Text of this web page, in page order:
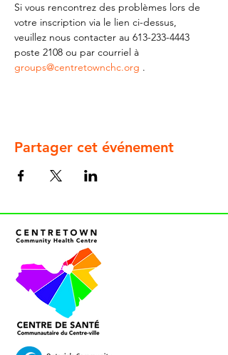
Si vous rencontrez des problèmes lors de
votre inscription via le lien ci-dessus,
veuillez nous contacter au 613-233-4443
poste 2108 ou par courriel à
groups@centretownchc.org .
Partager cet événement